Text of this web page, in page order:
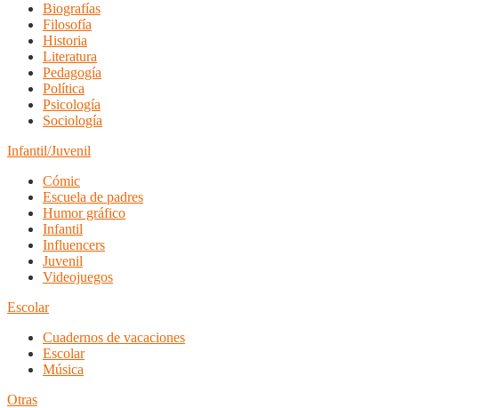
Biografías
Filosofía
Historia
Literatura
Pedagogía
Política
Psicología
Sociología
Infantil/Juvenil
Cómic
Escuela de padres
Humor gráfico
Infantil
Influencers
Juvenil
Videojuegos
Escolar
Cuadernos de vacaciones
Escolar
Música
Otras